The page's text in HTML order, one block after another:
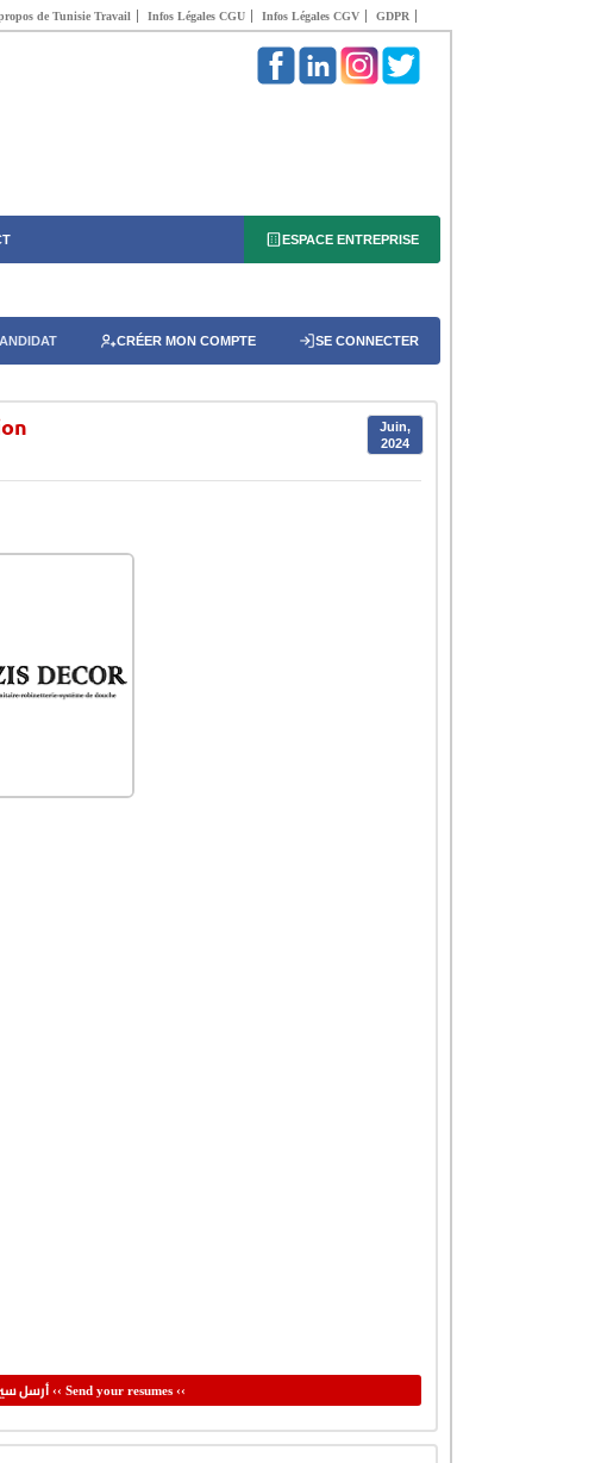
de Tunisie Travail Infos Légales CGU Infos Légales CGV GDPR
ESPACE ENTREPRISE
CRÉER MON COMPTE SE CONNECTER
Juin,
2024
أرسل‹‹ Send your resumes ‹‹